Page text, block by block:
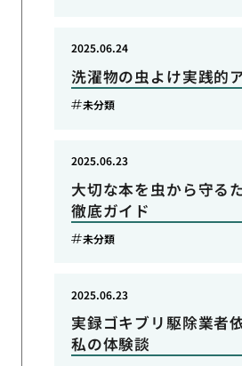
洗濯物の虫よけ実践的
2025.06.24
未分類
大切な本を虫から守る
徹底ガイド
2025.06.23
未分類
実録ゴキブリ駆除業者
私の体験談
2025.06.23